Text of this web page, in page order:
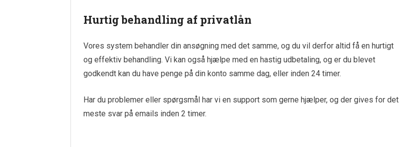
Hurtig behandling af privatlån
Vores system behandler din ansøgning med det samme, og du vil derfor altid få en hurtigt
og effektiv behandling. Vi kan også hjælpe med en hastig udbetaling, og er du blevet
godkendt kan du have penge på din konto samme dag, eller inden 24 timer.
Har du problemer eller spørgsmål har vi en support som gerne hjælper, og der gives for det
meste svar på emails inden 2 timer.